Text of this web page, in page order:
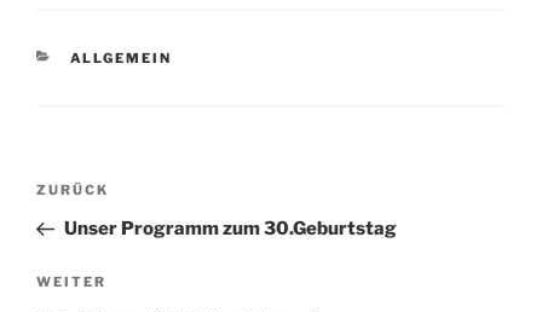
KATEGORIEN
ALLGEMEIN
Beitragsnavigation
Vorheriger
Beitrag
ZURÜCK
Unser Programm zum 30.Geburtstag
Nächster
WEITER